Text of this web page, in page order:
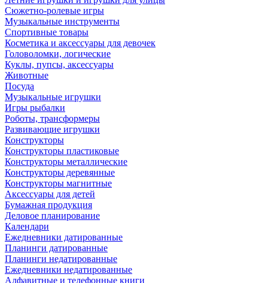
Сюжетно-ролевые игры
Музыкальные инструменты
Спортивные товары
Косметика и аксессуары для девочек
Головоломки, логические
Куклы, пупсы, аксессуары
Животные
Посуда
Музыкальные игрушки
Игры рыбалки
Роботы, трансформеры
Развивающие игрушки
Конструкторы
Конструкторы пластиковые
Конструкторы металлические
Конструкторы деревянные
Конструкторы магнитные
Аксессуары для детей
Бумажная продукция
Деловое планирование
Календари
Ежедневники датированные
Планинги датированные
Планинги недатированные
Ежедневники недатированные
Алфавитные и телефонные книги